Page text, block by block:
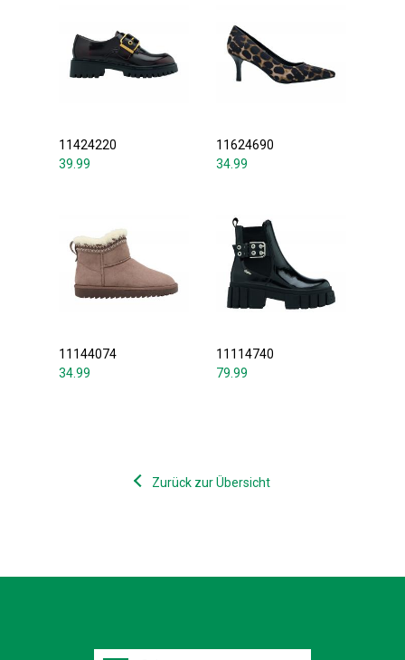
11424220
39.99
11624690
34.99
11144074
34.99
11114740
79.99
Zurück zur Übersicht